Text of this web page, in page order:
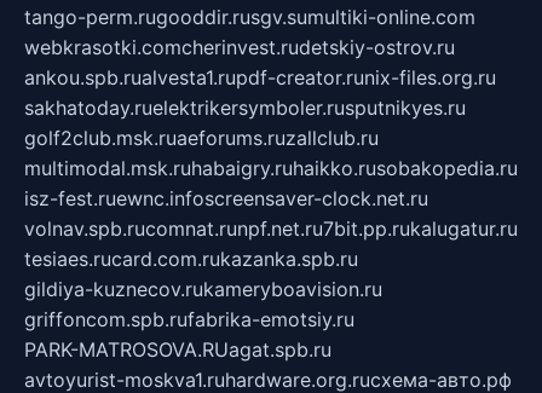
tango-perm.rugooddir.rusgv.sumultiki-online.com
webkrasotki.comcherinvest.rudetskiy-ostrov.ru
ankou.spb.rualvesta1.rupdf-creator.runix-files.org.ru
sakhatoday.ruelektrikersymboler.rusputnikyes.ru
golf2club.msk.ruaeforums.ruzallclub.ru
multimodal.msk.ruhabaigry.ruhaikko.rusobakopedia.ru
isz-fest.ruewnc.infoscreensaver-clock.net.ru
volnav.spb.rucomnat.runpf.net.ru7bit.pp.rukalugatur.ru
tesiaes.rucard.com.rukazanka.spb.ru
gildiya-kuznecov.rukameryboavision.ru
griffoncom.spb.rufabrika-emotsiy.ru
PARK-MATROSOVA.RUagat.spb.ru
avtoyurist-moskva1.ruhardware.org.ruсхема-авто.рф